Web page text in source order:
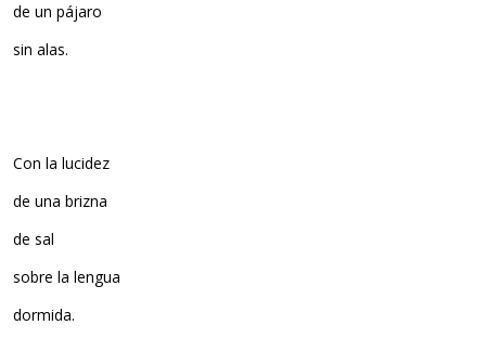
de un pájaro
sin alas.
Con la lucidez
de una brizna
de sal
sobre la lengua
dormida.